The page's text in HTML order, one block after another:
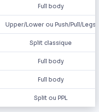
Full body
Upper/Lower ou Push/Pull/Legs
Split classique
Full body
Full body
Split ou PPL